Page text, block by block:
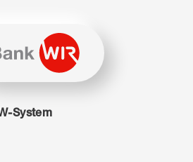
Seite wird JavaScript benötigt.
System